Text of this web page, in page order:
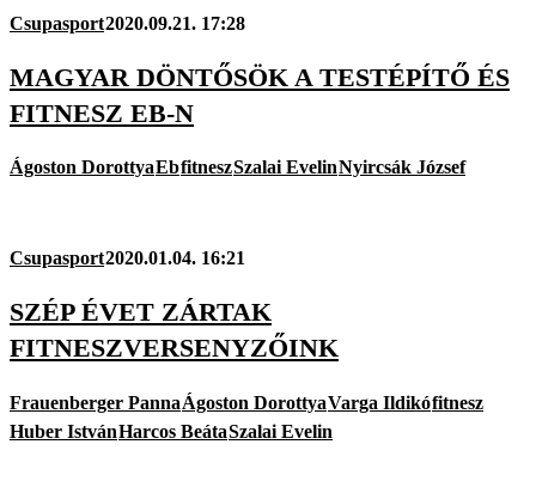
Csupasport2020.09.21. 17:28
MAGYAR DÖNTŐSÖK A TESTÉPÍTŐ ÉS
FITNESZ EB-N
Ágoston DorottyaEbfitneszSzalai EvelinNyircsák József
Csupasport2020.01.04. 16:21
SZÉP ÉVET ZÁRTAK
FITNESZVERSENYZŐINK
Frauenberger PannaÁgoston DorottyaVarga Ildikófitnesz
Huber IstvánHarcos BeátaSzalai Evelin